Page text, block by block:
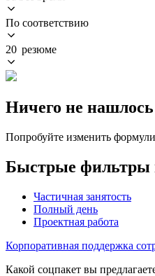
По соответствию
20 резюме
Ничего не нашлось
Попробуйте изменить
Быстрые фильтры
Частичная занятость
Полный день
Проектная работа
Корпоративная поддержка
Какой соцпакет вы